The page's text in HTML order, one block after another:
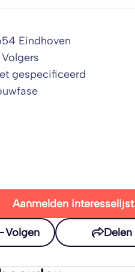
Eindhoven
Volgers
gespecificeerd
Aanmelden interesselijst
Volgen Delen